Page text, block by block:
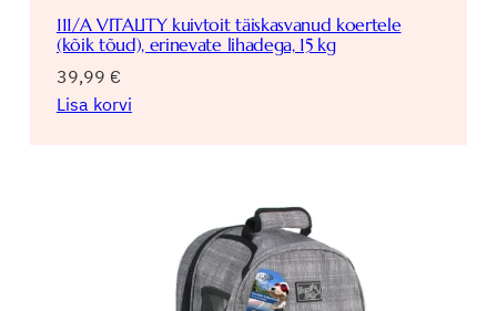
111/A VITALITY kuivtoit täiskasvanud koertele
(kõik tõud), erinevate lihadega, 15 kg
39,99 €
Lisa korvi